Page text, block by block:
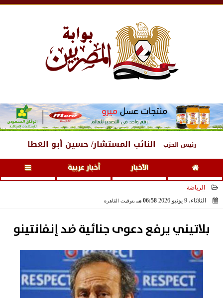
رئيس الحزب النائب المستشار/ حسين أبو العطا
الأخبار أخبار عربية
الرياضة
الثلاثاء، 9 يونيو 2026
06:58 مـ بتوقيت القاهرة
بلاتيني يرفع دعوى جنائية ضد إنفانتينو